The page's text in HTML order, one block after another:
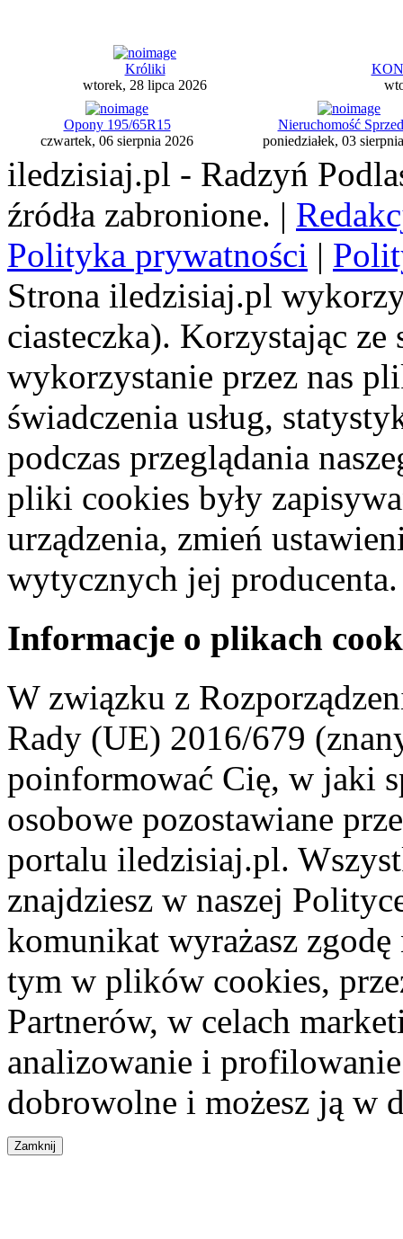
Króliki
wtorek, 28 lipca 2026
Opony 195/65R15
czwartek, 06 sierpnia 2026
Nieruchomość
poniedziałek, 03
iledzisiaj.pl - Radzyń
źródła zabronione. |
Polityka prywatności |
Strona iledzisiaj.pl
ciasteczka). Korzystając
wykorzystanie przez nas
świadczenia usług,
podczas przeglądania
pliki cookies były
urządzenia, zmień
wytycznych jej producenta.
Informacje o plikach
W związku z
Rady (UE) 2016/679
poinformować Cię, w jaki
osobowe pozostawiane
portalu iledzisiaj.pl.
znajdziesz w naszej
komunikat wyrażasz
tym w plików cookies,
Partnerów, w celach
analizowanie i
dobrowolne i możesz ją w